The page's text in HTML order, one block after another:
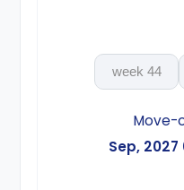
44 week
Move-